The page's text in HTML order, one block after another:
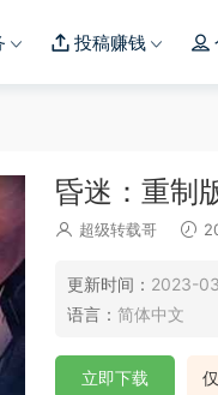
投稿赚钱
昏迷：重制
超级转载哥
更新时间： 2023-
语言： 简体中文
立即下载